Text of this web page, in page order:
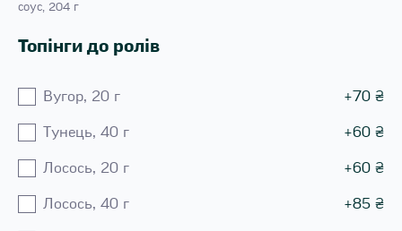
соус, 204 г
Топінги до ролів
Вугор, 20 г +70 ₴
Тунець, 40 г +60 ₴
Лосось, 20 г +60 ₴
Лосось, 40 г +85 ₴